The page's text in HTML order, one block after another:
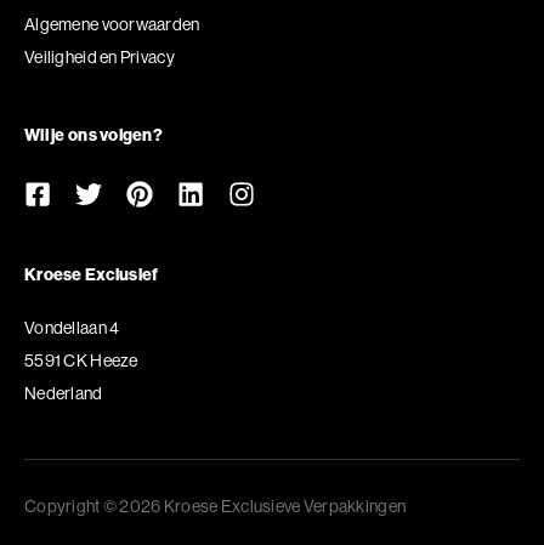
Algemene voorwaarden
Veiligheid en Privacy
Wil je ons volgen?
Kroese Exclusief
Vondellaan 4
5591 CK Heeze
Nederland
Copyright © 2026 Kroese Exclusieve Verpakkingen